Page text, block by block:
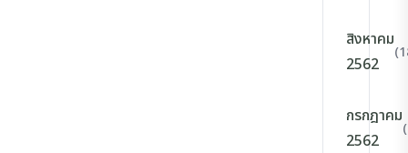
สิงหาคม
2562
กรกฎาคม
2562